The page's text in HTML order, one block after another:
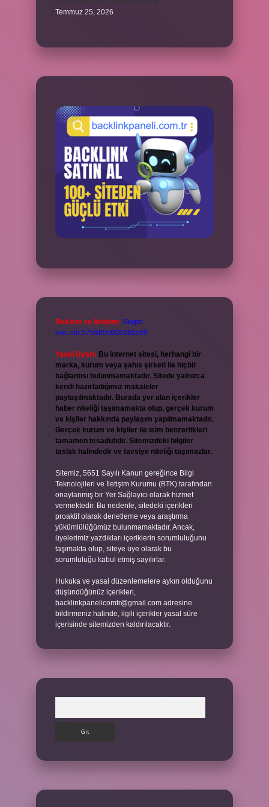
Temmuz 25, 2026
Reklam ve İletişim: Skype:
live:.cid.575569c608265c69
Yasal Uyarı: Bu internet sitesi, herhangi bir
marka, kurum veya şahıs şirketi ile hiçbir
bağlantısı bulunmamaktadır. Sitede yalnızca
kendi hazırladığımız makaleler
paylaşılmaktadır. Burada yer alan içerikler
haber niteliği taşımamakta olup, gerçek kurum
ve kişiler hakkında paylaşım yapılmamaktadır.
Gerçek kurum ve kişiler ile isim benzerlikleri
tamamen tesadüfidir. Sitemizdeki bilgiler
taslak halindedir ve tavsiye niteliği taşımazlar.
Sitemiz, 5651 Sayılı Kanun gereğince Bilgi
Teknolojileri ve İletişim Kurumu (BTK) tarafından
onaylanmış bir Yer Sağlayıcı olarak hizmet
vermektedir. Bu nedenle, sitedeki içerikleri
proaktif olarak denetleme veya araştırma
yükümlülüğümüz bulunmamaktadır. Ancak,
üyelerimiz yazdıkları içeriklerin sorumluluğunu
taşımakta olup, siteye üye olarak bu
sorumluluğu kabul etmiş sayılırlar.
Hukuka ve yasal düzenlemelere aykırı olduğunu
düşündüğünüz içerikleri,
backlinkpanelicomtr@gmail.com adresine
bildirmeniz halinde, ilgili içerikler yasal süre
içerisinde sitemizden kaldırılacaktır.